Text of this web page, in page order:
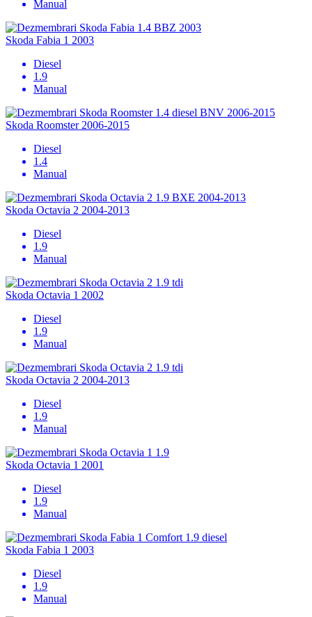
Manual
Skoda Fabia 1 2003
Diesel
1.9
Manual
Skoda Roomster 2006-2015
Diesel
1.4
Manual
Skoda Octavia 2 2004-2013
Diesel
1.9
Manual
Skoda Octavia 1 2002
Diesel
1.9
Manual
Skoda Octavia 2 2004-2013
Diesel
1.9
Manual
Skoda Octavia 1 2001
Diesel
1.9
Manual
Skoda Fabia 1 2003
Diesel
1.9
Manual